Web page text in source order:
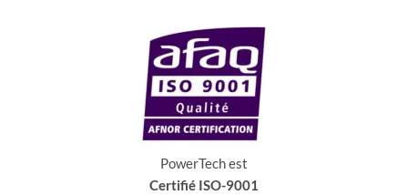
PowerTech est
Certifié ISO-9001